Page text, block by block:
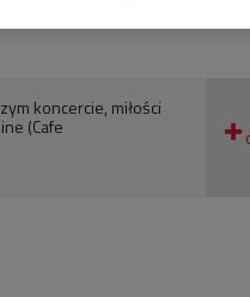
koncercie, miłości
(Cafe